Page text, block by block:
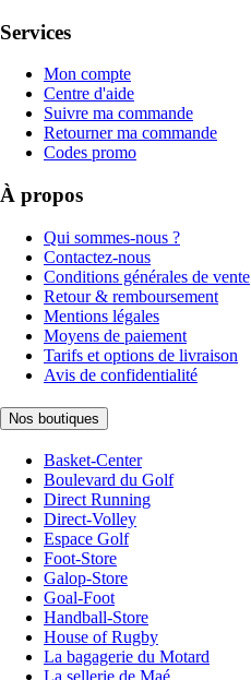
Services
Mon compte
Centre d'aide
Suivre ma commande
Retourner ma commande
Codes promo
À propos
Qui sommes-nous ?
Contactez-nous
Conditions générales de vente
Retour & remboursement
Mentions légales
Moyens de paiement
Tarifs et options de livraison
Avis de confidentialité
Nos boutiques
Basket-Center
Boulevard du Golf
Direct Running
Direct-Volley
Espace Golf
Foot-Store
Galop-Store
Goal-Foot
Handball-Store
House of Rugby
La bagagerie du Motard